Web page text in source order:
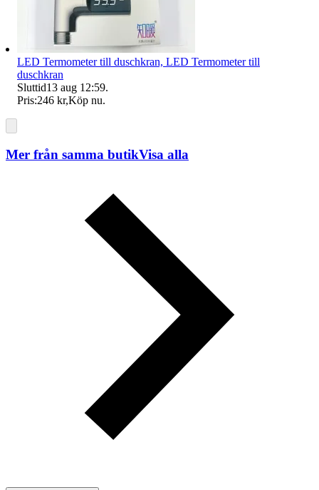
LED Termometer till duschkran, LED Termometer till
duschkran
Sluttid13 aug 12:59.
Pris:246 kr,Köp nu.
Mer från samma butikVisa alla